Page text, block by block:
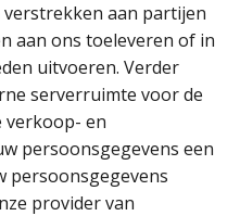
aan partijen
aan ons toeleveren of in
uitvoeren. Verder
serverruimte voor de
verkoop- en
persoonsgegevens een
persoonsgegevens
provider van